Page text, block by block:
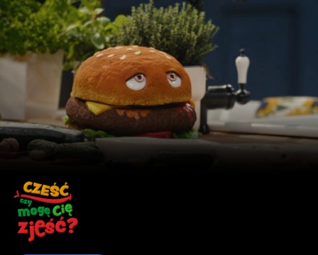
Cześć, czy mogę Cię